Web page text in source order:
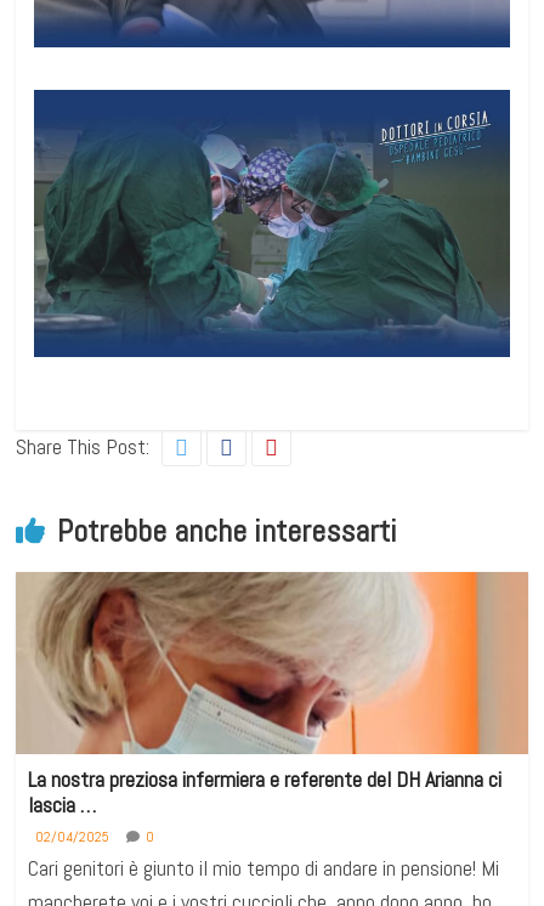
Share This Post:
Potrebbe anche interessarti
La nostra preziosa infermiera e referente del DH Arianna ci
lascia …
02/04/2025 0
Cari genitori è giunto il mio tempo di andare in pensione! Mi